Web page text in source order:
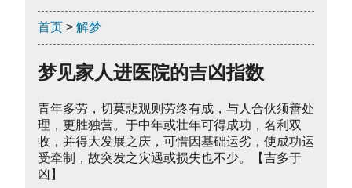
首页 > 解梦
梦见家人进医院的吉凶指数
青年多劳，切莫悲观则劳终有成，与人合伙须善处
理，更胜独营。于中年或壮年可得成功，名利双
收，并得大发展之庆，可惜因基础运劣，使成功运
受牵制，故突发之灾遇或损失也不少。【吉多于
凶】